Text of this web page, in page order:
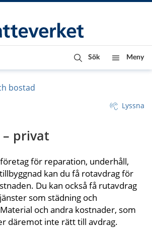
Sök Meny
bostad
Lyssna
privat
för reparation, underhåll,
kan du få rotavdrag för
Du kan också få rutavdrag
som städning och
och andra kostnader, som
däremot inte rätt till avdrag.